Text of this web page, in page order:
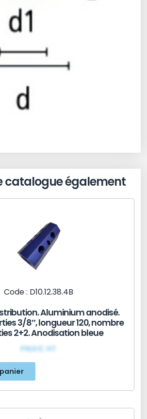
catalogue également
Code : D10.12.38.4B
Aluminium anodisé.
3/8″, longueur 120, nombre
2+2. Anodisation bleue
PRIX€ HT